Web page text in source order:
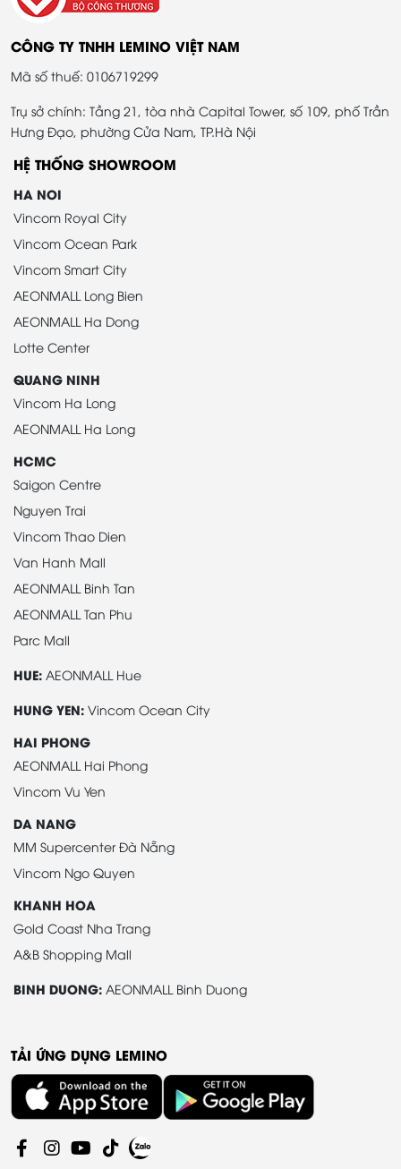
CÔNG TY TNHH LEMINO VIỆT NAM
Mã số thuế: 0106719299
Trụ sở chính: Tầng 21, tòa nhà Capital Tower, số 109, phố Trần
Hưng Đạo, phường Cửa Nam, TP.Hà Nội
HỆ THỐNG SHOWROOM
HA NOI
Vincom Royal City
Vincom Ocean Park
Vincom Smart City
AEONMALL Long Bien
AEONMALL Ha Dong
Lotte Center
QUANG NINH
Vincom Ha Long
AEONMALL Ha Long
HCMC
Saigon Centre
Nguyen Trai
Vincom Thao Dien
Van Hanh Mall
AEONMALL Binh Tan
AEONMALL Tan Phu
Parc Mall
HUE: AEONMALL Hue
HUNG YEN: Vincom Ocean City
HAI PHONG
AEONMALL Hai Phong
Vincom Vu Yen
DA NANG
MM Supercenter Đà Nẵng
Vincom Ngo Quyen
KHANH HOA
Gold Coast Nha Trang
A&B Shopping Mall
BINH DUONG: AEONMALL Binh Duong
TẢI ỨNG DỤNG LEMINO